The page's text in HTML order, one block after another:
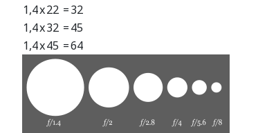
1,4x22 =32
1,4x32 =45
1,4x45 =64